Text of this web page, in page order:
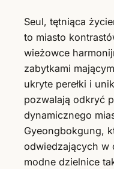
Seul, tętniąca
to miasto
wieżowce
zabytkami
ukryte perełki i
pozwalają odkryć
dynamicznego
Gyeongbokgung,
odwiedzających w
modne dzielnice